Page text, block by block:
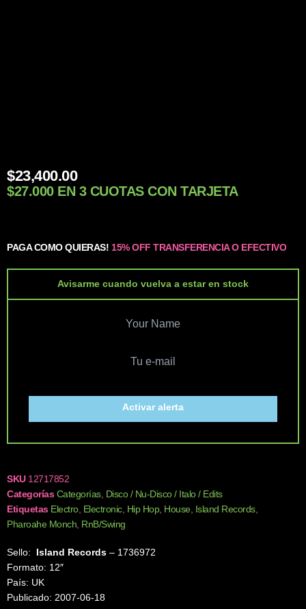
$23,400.00
$27.000 EN 3 CUOTAS CON TARJETA
PAGA COMO QUIERAS! 15% OFF TRANSFERENCIA O EFECTIVO
Avisarme cuando vuelva a estar en stock
Activar alerta
SKU 12717852
Categorías Categorías, Disco / Nu-Disco / Italo / Edits
Etiquetas Electro, Electronic, Hip Hop, House, Island Records,
Pharoahe Monch, RnB/Swing
Sello: Island Records ‎– 1736972
Formato: 12″
País: UK
Publicado: 2007-06-18